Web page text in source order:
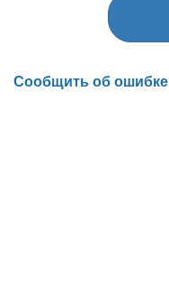
Сообщить об ошибке